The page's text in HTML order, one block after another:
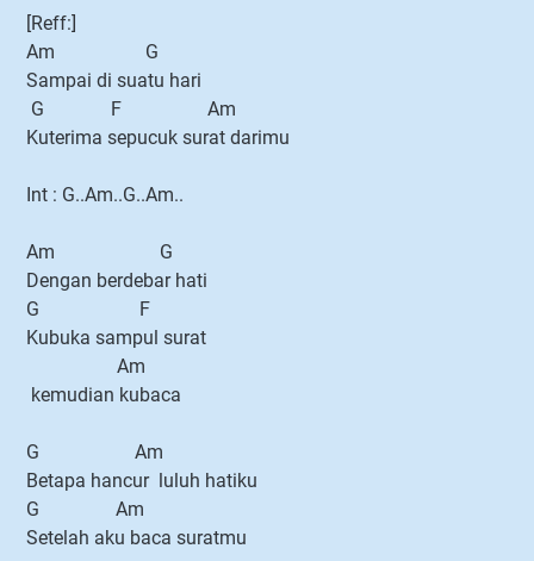
[Reff:]
Am G
Sampai di suatu hari
G F Am
Kuterima sepucuk surat darimu
Int : G..Am..G..Am..
Am G
Dengan berdebar hati
G F
Kubuka sampul surat
Am
kemudian kubaca
G Am
Betapa hancur luluh hatiku
G Am
Setelah aku baca suratmu